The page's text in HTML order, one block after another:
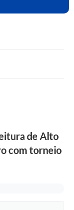
de Alto
com torneio